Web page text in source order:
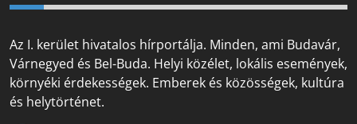
Az I. kerület hivatalos hírportálja. Minden, ami Budavár,
Várnegyed és Bel-Buda. Helyi közélet, lokális események,
környéki érdekességek. Emberek és közösségek, kultúra
és helytörténet.